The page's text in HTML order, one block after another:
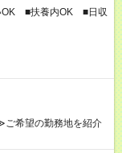
OK ■扶養内OK ■日収
希望の勤務地を紹介